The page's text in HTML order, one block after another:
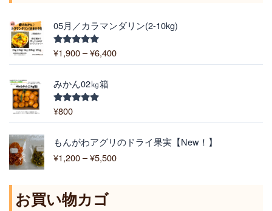
05月／カラマンダリン(2-10kg)
5段階中
5.00
¥1,900 –¥6,400
格
:
0
–
¥
みかん02㎏箱
5段階中
¥800
もんがわアグリのドライ果実【New！】
¥1,200 –¥5,500
格
帯
お買い物カゴ